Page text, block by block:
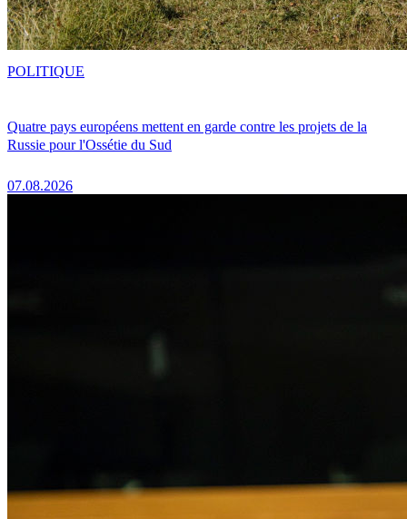
Quatre pays européens mettent en garde contre les projets de la
Russie pour l'Ossétie du Sud
07.08.2026
POLITIQUE